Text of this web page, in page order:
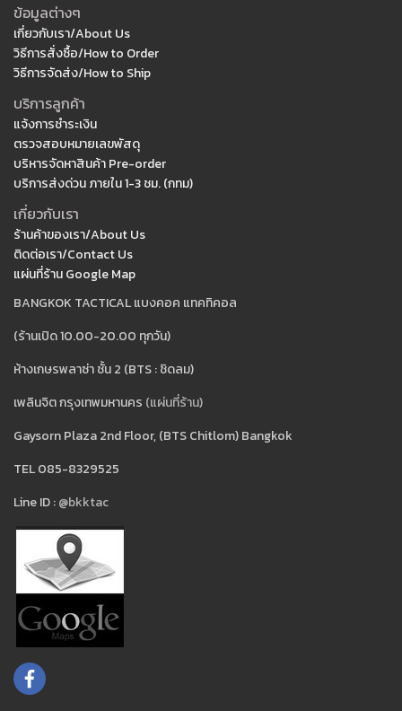
ข้อมูลต่างๆ
เกี่ยวกับเรา/About Us
วิธีการสั่งซื้อ/How to Order
วิธีการจัดส่ง/How to Ship
บริการลูกค้า
แจ้งการชำระเงิน
ตรวจสอบหมายเลขพัสดุ
บริหารจัดหาสินค้า Pre-order
บริการส่งด่วน ภายใน 1-3 ชม. (กทม)
เกี่ยวกับเรา
ร้านค้าของเรา/About Us
ติดต่อเรา/Contact Us
แผ่นที่ร้าน Google Map
BANGKOK TACTICAL แบงคอค แทคทิคอล
(ร้านเปิด 10.00-20.00 ทุกวัน)
ห้างเกษรพลาซ่า ชั้น 2 (BTS : ชิดลม)
เพลินจิต กรุงเทพมหานคร (แผ่นที่ร้าน)
Gaysorn Plaza 2nd Floor, (BTS Chitlom) Bangkok
TEL 085-8329525
Line ID :@bkktac